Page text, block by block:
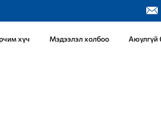
хүч Мэдээлэл холбоо Аюулгүй